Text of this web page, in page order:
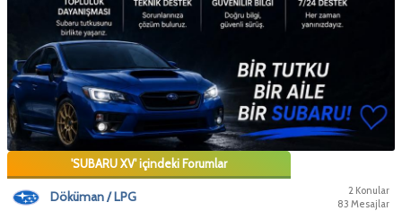
'SUBARU XV' içindeki Forumlar
Döküman / LPG
2 Konular
83 Mesajlar